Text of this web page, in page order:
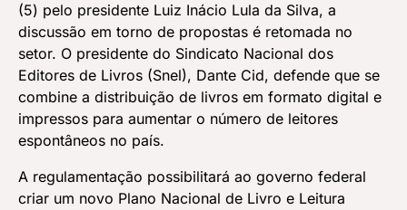
(5) pelo presidente Luiz Inácio Lula da Silva, a
discussão em torno de propostas é retomada no
setor. O presidente do Sindicato Nacional dos
Editores de Livros (Snel), Dante Cid, defende que se
combine a distribuição de livros em formato digital e
impressos para aumentar o número de leitores
espontâneos no país.
A regulamentação possibilitará ao governo federal
criar um novo Plano Nacional de Livro e Leitura